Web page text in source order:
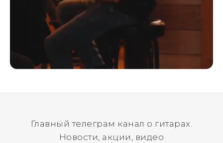
Главный телеграм канал о гитарах.
Новости, акции, видео